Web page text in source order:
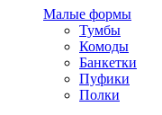
Малые формы
Тумбы
Комоды
Банкетки
Пуфики
Полки